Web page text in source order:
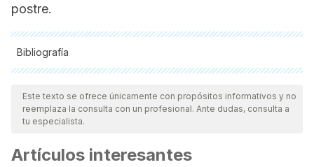
postre.
Bibliografía
Todas las fuentes citadas fueron revisadas a profundidad por
nuestro equipo, para asegurar su calidad, confiabilidad,
vigencia y validez.La bibliografía de este artículo fue
científica.
Este texto se ofrece únicamente con propósitos informativos y no
reemplaza la consulta con un profesional. Ante dudas, consulta a
tu especialista.
Artículos interesantes